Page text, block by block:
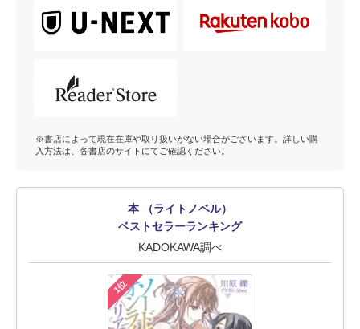
※書店によって現在在庫や取り扱いがない場合がございます。詳しい購
入方法は、各書店のサイトにてご確認ください。
本 （ライトノベル）
ベストセラーランキング
KADOKAWA調べ
1位